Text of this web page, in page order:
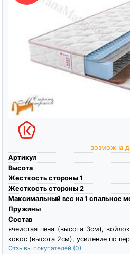
возможна
Артикул
Высота
Жесткость стороны 1
Жесткость стороны 2
Максимальный вес на 1 спальное
Пружины
Состав
ячеистая пена (высота 3см),
кокос (высота 2см), усиление по
Отзывы покупателей (0)